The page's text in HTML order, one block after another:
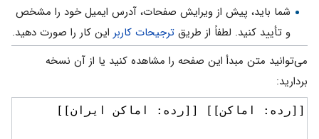
شما باید، پیش از ویرایش صفحات، آدرس ایمیل خود را مشخص
و تأیید کنید. لطفاً از طریق ترجیحات کاربر این کار را صورت دهید.
می‌توانید متن مبدأ این صفحه را مشاهده کنید یا از آن نسخه
بردارید: